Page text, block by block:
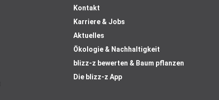
Kontakt
Karriere & Jobs
Aktuelles
Ökologie & Nachhaltigkeit
blizz-z bewerten & Baum pflanzen
Die blizz-z App